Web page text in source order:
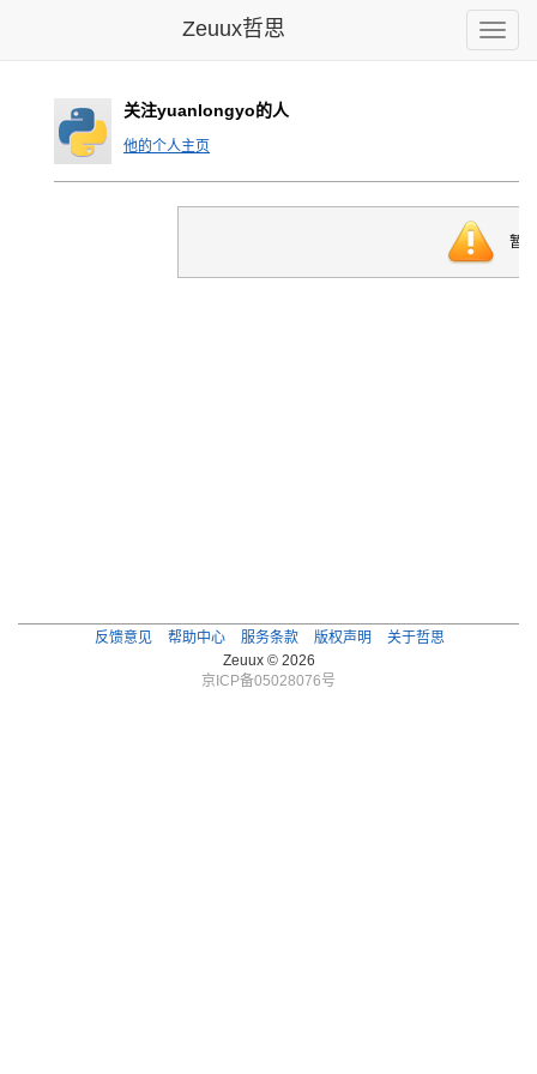
Toggle
Zeuux哲思
关注yuanlongyo的人
他的个人主页
暂
反馈意见 帮助中心 服务条款 版权声明
关于哲思
Zeuux © 2026
京ICP备05028076号